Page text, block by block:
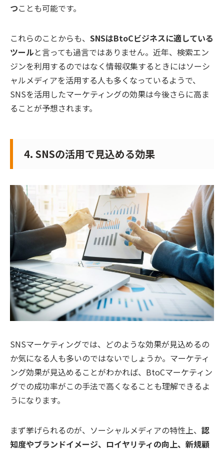
つことも可能です。
これらのことからも、 SNSはBtoCビジネスに適している
ツールと言っても過言ではありません。近年、検索エン
ジンを利用するのではなく情報収集するときにはソーシ
ャルメディアを活用する人も多くなっているようで、
SNSを活用したマーケティングの効果は今後さらに高ま
ることが予想されます。
4. SNSの活用で見込める効果
SNSマーケティングでは、どのような効果が見込めるの
か気になる人も多いのではないでしょうか。マーケティ
ング効果が見込めることがわかれば、BtoCマーケティン
グでの成功率がこの手法で高くなることも理解できるよ
うになります。
まず挙げられるのが、ソーシャルメディアの特性上、 認
知度やブランドイメージ、ロイヤリティの向上、新規顧